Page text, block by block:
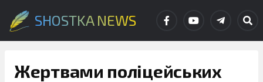
SHOSTKA NEWS
Жертвами поліцейських